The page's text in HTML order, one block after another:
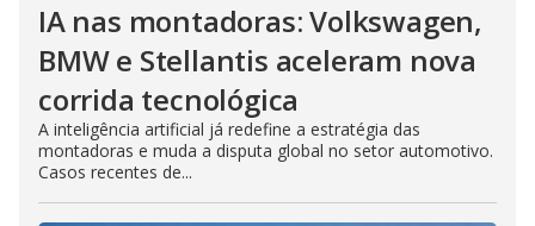
IA nas montadoras: Volkswagen,
BMW e Stellantis aceleram nova
corrida tecnológica
A inteligência artificial já redefine a estratégia das
montadoras e muda a disputa global no setor automotivo.
Casos recentes de...